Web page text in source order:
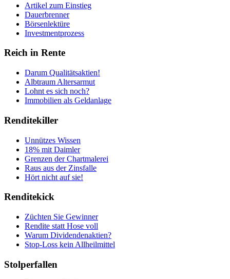
Artikel zum Einstieg
Dauerbrenner
Börsenlektüre
Investmentprozess
Reich in Rente
Darum Qualitätsaktien!
Albtraum Altersarmut
Lohnt es sich noch?
Immobilien als Geldanlage
Renditekiller
Unnützes Wissen
18% mit Daimler
Grenzen der Chartmalerei
Raus aus der Zinsfalle
Hört nicht auf sie!
Renditekick
Züchten Sie Gewinner
Rendite statt Hose voll
Warum Dividendenaktien?
Stop-Loss kein Allheilmittel
Stolperfallen